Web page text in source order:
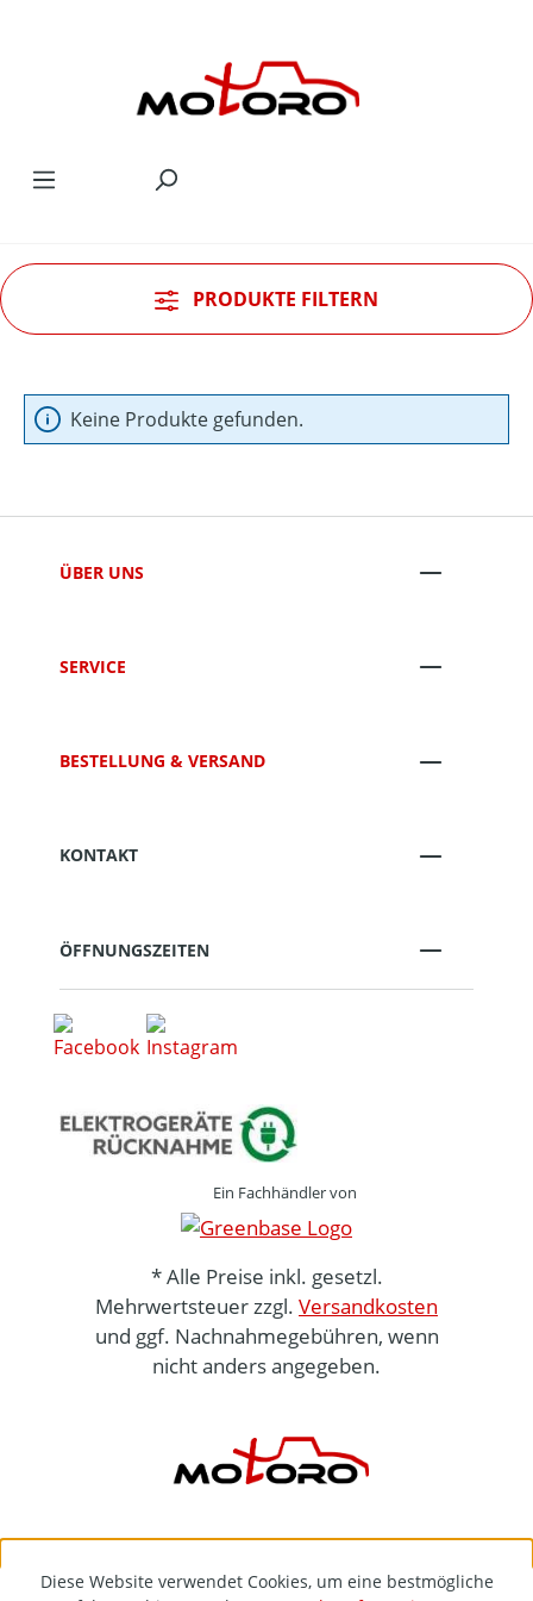
PRODUKTE FILTERN
Keine Produkte gefunden.
ÜBER UNS
SERVICE
BESTELLUNG & VERSAND
KONTAKT
ÖFFNUNGSZEITEN
Ein Fachhändler von
* Alle Preise inkl. gesetzl.
Mehrwertsteuer zzgl. Versandkosten
und ggf. Nachnahmegebühren, wenn
nicht anders angegeben.
Diese Website verwendet Cookies, um eine bestmögliche